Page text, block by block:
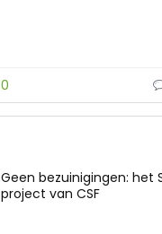
0
Geen bezuinigingen: het
project van CSF